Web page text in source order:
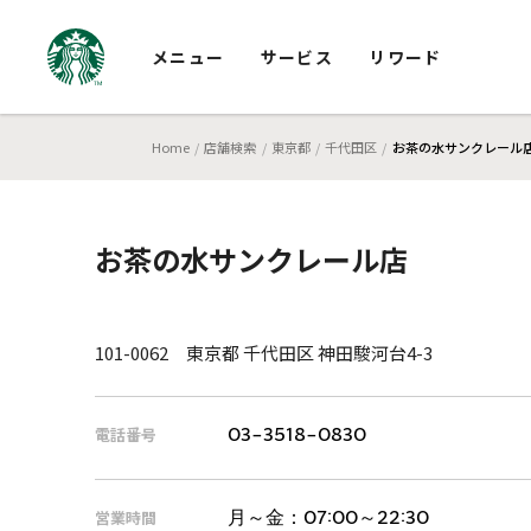
メニュー サービス リワード
Home 店舗検索 東京都 千代田区 お茶の水サンクレール
お茶の水サンクレール店
101-0062 東京都 千代田区 神田駿河台4-3
電話番号 03-3518-0830
営業時間 月～金： 07:00～22:30